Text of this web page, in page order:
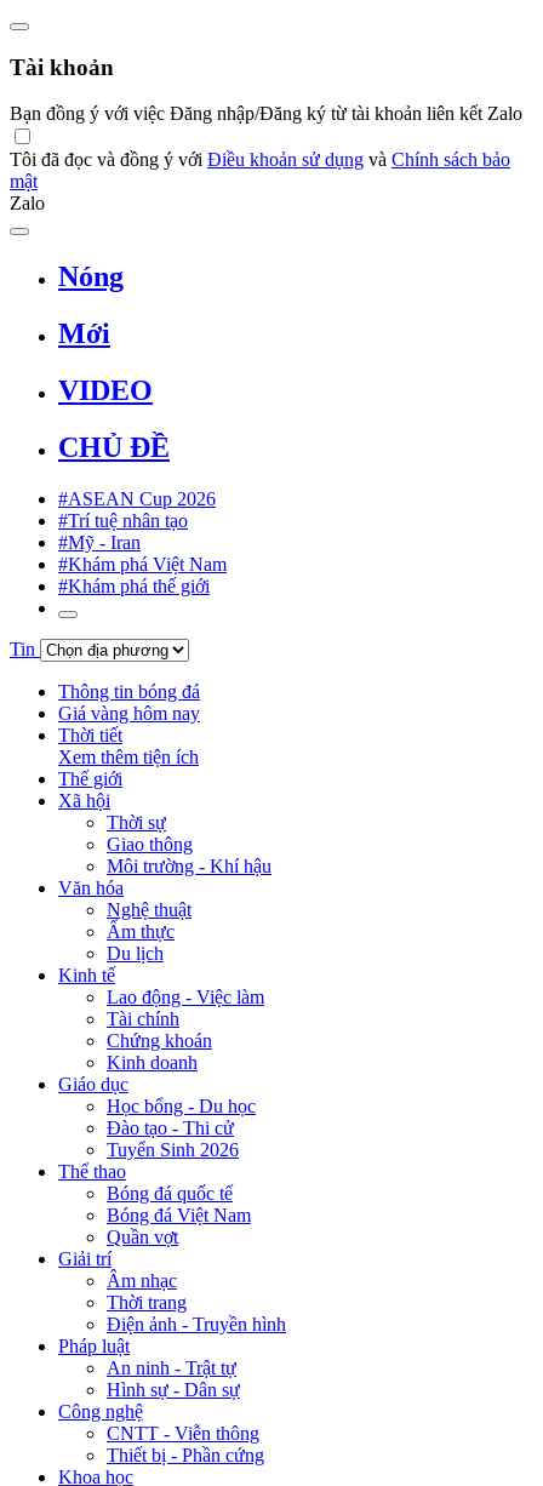
Tài khoản
Bạn đồng ý với việc Đăng nhập/Đăng ký từ tài khoản liên kết Zalo
Tôi đã đọc và đồng ý với Điều khoản sử dụng và Chính sách bảo
mật
Zalo
Nóng
Mới
VIDEO
CHỦ ĐỀ
#ASEAN Cup 2026
#Trí tuệ nhân tạo
#Mỹ - Iran
#Khám phá Việt Nam
#Khám phá thế giới
Tin
Thông tin bóng đá
Giá vàng hôm nay
Thời tiết
Xem thêm tiện ích
Thế giới
Xã hội
Thời sự
Giao thông
Môi trường - Khí hậu
Văn hóa
Nghệ thuật
Ẩm thực
Du lịch
Kinh tế
Lao động - Việc làm
Tài chính
Chứng khoán
Kinh doanh
Giáo dục
Học bổng - Du học
Đào tạo - Thi cử
Tuyển Sinh 2026
Thể thao
Bóng đá quốc tế
Bóng đá Việt Nam
Quần vợt
Giải trí
Âm nhạc
Thời trang
Điện ảnh - Truyền hình
Pháp luật
An ninh - Trật tự
Hình sự - Dân sự
Công nghệ
CNTT - Viễn thông
Thiết bị - Phần cứng
Khoa học